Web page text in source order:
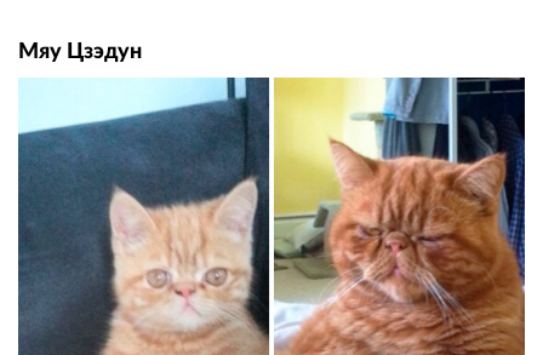
Мяу Цзэдун